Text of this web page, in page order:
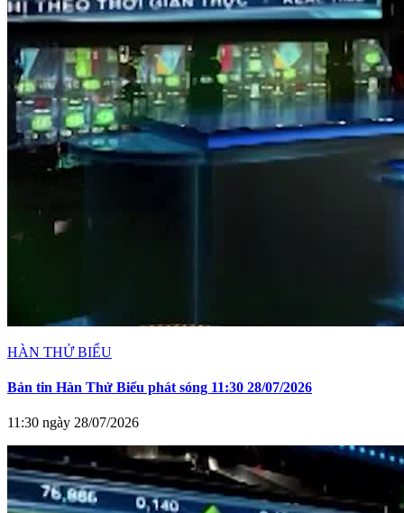
HÀN THỬ BIỂU
Bản tin Hàn Thử Biểu phát sóng 11:30 28/07/2026
11:30 ngày 28/07/2026